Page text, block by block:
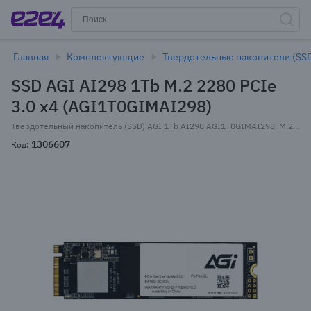
Главная Комплектующие Твердотельные накопители
SSD AGI AI298 1Tb M.2 2280 PCIe
3.0 x4 (AGI1T0GIMAI298)
Твердотельный накопитель (SSD) AGI 1Tb AI298 AGI1T0GIMAI298, M.2 2280, PCIe 3.0 x4, NVMe (AGI1T0GIMAI298) Retail
Код: 1306607